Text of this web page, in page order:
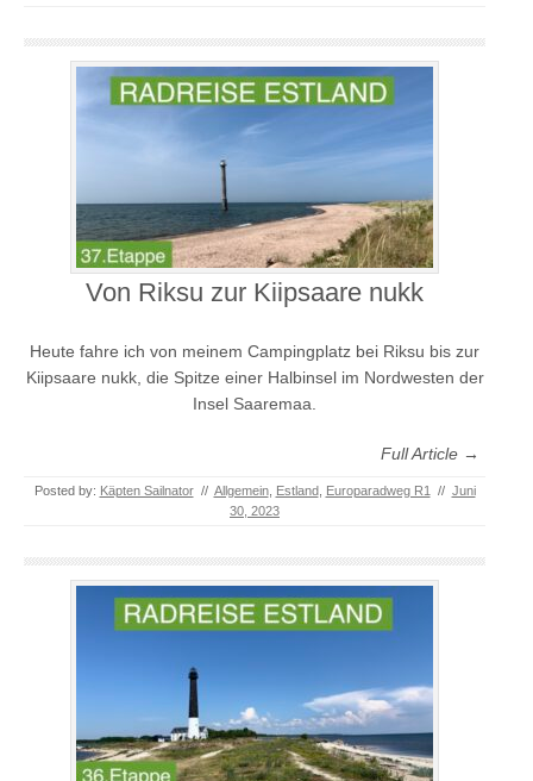
Von Riksu zur Kiipsaare nukk
Heute fahre ich von meinem Campingplatz bei Riksu bis zur
Kiipsaare nukk, die Spitze einer Halbinsel im Nordwesten der
Insel Saaremaa.
Full Article →
Posted by: Käpten Sailnator // Allgemein, Estland, Europaradweg R1 // Juni
30, 2023